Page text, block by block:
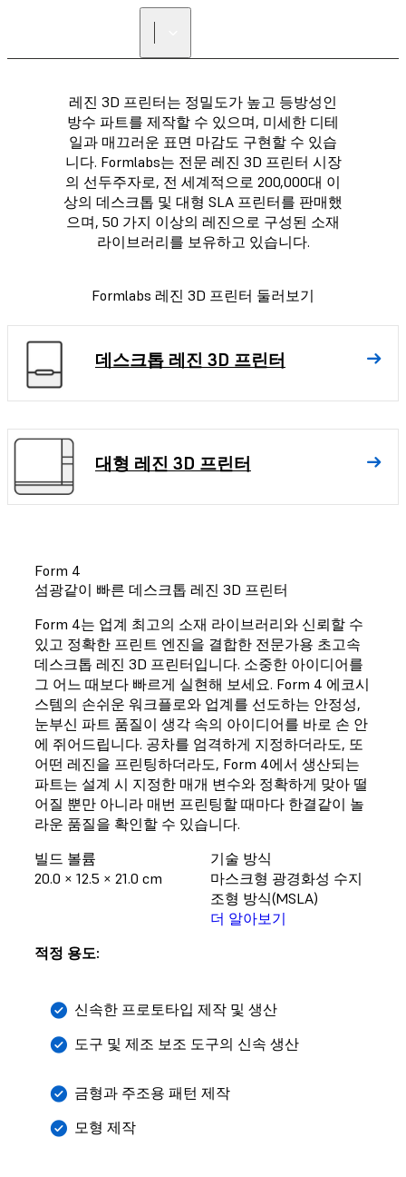
레진 3D 프린터는 정밀도가 높고 등방성인
방수 파트를 제작할 수 있으며, 미세한 디테
일과 매끄러운 표면 마감도 구현할 수 있습
니다. Formlabs는 전문 레진 3D 프린터 시장
의 선두주자로, 전 세계적으로 200,000대 이
상의 데스크톱 및 대형 SLA 프린터를 판매했
으며, 50 가지 이상의 레진으로 구성된 소재
라이브러리를 보유하고 있습니다.
Formlabs 레진 3D 프린터 둘러보기
데스크톱 레진 3D 프린터
대형 레진 3D 프린터
Form 4
섬광같이 빠른 데스크톱 레진 3D 프린터
Form 4는 업계 최고의 소재 라이브러리와 신뢰할 수
있고 정확한 프린트 엔진을 결합한 전문가용 초고속
데스크톱 레진 3D 프린터입니다. 소중한 아이디어를
그 어느 때보다 빠르게 실현해 보세요. Form 4 에코시
스템의 손쉬운 워크플로와 업계를 선도하는 안정성,
눈부신 파트 품질이 생각 속의 아이디어를 바로 손 안
에 쥐어드립니다. 공차를 엄격하게 지정하더라도, 또
어떤 레진을 프린팅하더라도, Form 4에서 생산되는
파트는 설계 시 지정한 매개 변수와 정확하게 맞아 떨
어질 뿐만 아니라 매번 프린팅할 때마다 한결같이 놀
라운 품질을 확인할 수 있습니다.
빌드 볼륨
20.0 × 12.5 × 21.0 cm
기술 방식
마스크형 광경화성 수지
조형 방식(MSLA)
더 알아보기
적정 용도:
신속한 프로토타입 제작 및 생산
도구 및 제조 보조 도구의 신속 생산
금형과 주조용 패턴 제작
모형 제작